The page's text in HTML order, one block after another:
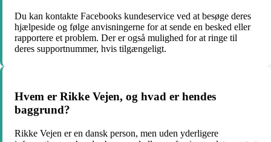
Du kan kontakte Facebooks kundeservice ved at besøge deres
hjælpeside og følge anvisningerne for at sende en besked eller
rapportere et problem. Der er også mulighed for at ringe til
deres supportnummer, hvis tilgængeligt.
Hvem er Rikke Vejen, og hvad er hendes
baggrund?
Rikke Vejen er en dansk person, men uden yderligere